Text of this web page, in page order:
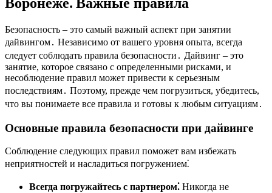
Безопасность – это самый важный аспект при занятии
дайвингом․ Независимо от вашего уровня опыта, всегда
следует соблюдать правила безопасности․ Дайвинг – это
занятие, которое связано с определенными рисками, и
несоблюдение правил может привести к серьезным
последствиям․ Поэтому, прежде чем погрузиться, убедитесь,
что вы понимаете все правила и готовы к любым ситуациям․
Основные правила безопасности при дайвинге
Соблюдение следующих правил поможет вам избежать
неприятностей и насладиться погружением⁚
Всегда погружайтесь с партнером⁚ Никогда не